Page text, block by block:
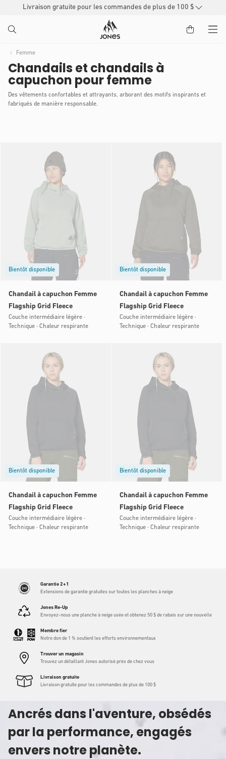
Livraison gratuite pour les commandes de plus de 100 $
Femme
Chandails et chandails à
capuchon pour femme
Des vêtements confortables et attrayants, arborant des motifs inspirants et
fabriqués de manière responsable.
Bientôt disponible
Chandail à capuchon Femme
Flagship Grid Fleece
Couche intermédiaire légère ·
Technique · Chaleur respirante
Bientôt disponible
Chandail à capuchon Femme
Flagship Grid Fleece
Couche intermédiaire légère ·
Technique · Chaleur respirante
Bientôt disponible
Chandail à capuchon Femme
Flagship Grid Fleece
Couche intermédiaire légère ·
Technique · Chaleur respirante
Bientôt disponible
Chandail à capuchon Femme
Flagship Grid Fleece
Couche intermédiaire légère ·
Technique · Chaleur respirante
Garantie 2+1
Extensions de garantie gratuites sur toutes les planches à neige
Jones Re-Up
Envoyez-nous une planche à neige usée et obtenez 50 $ de rabais sur une nouvelle
Membre fier
Notre don de 1 % soutient les efforts environnementaux
Trouver un magasin
Trouvez un détaillant Jones autorisé près de chez vous
Livraison gratuite
Livraison gratuite pour les commandes de plus de 100 $
Ancrés dans l'aventure, obsédés
par la performance, engagés
envers notre planète.